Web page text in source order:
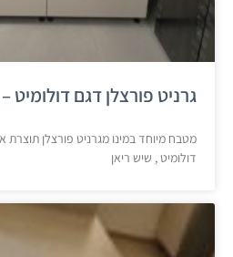
גרניט פורצלן דגם דולומיט
מטבח מיוחד במינו מגרניט פורצלן תוצרת
דולומיט , שיש ריאן